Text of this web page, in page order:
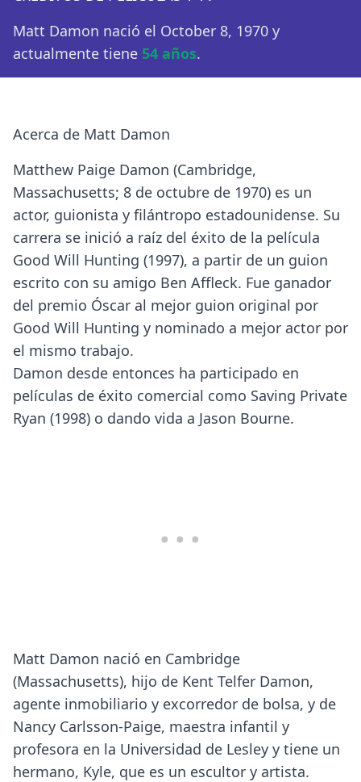
Matt Damon nació el October 8, 1970 y
actualmente tiene 54 años.
Acerca de Matt Damon
Matthew Paige Damon (Cambridge,
Massachusetts; 8 de octubre de 1970) es un
actor, guionista y filántropo estadounidense. Su
carrera se inició a raíz del éxito de la película
Good Will Hunting (1997), a partir de un guion
escrito con su amigo Ben Affleck. Fue ganador
del premio Óscar al mejor guion original por
Good Will Hunting y nominado a mejor actor por
el mismo trabajo.
Damon desde entonces ha participado en
películas de éxito comercial como Saving Private
Ryan (1998) o dando vida a Jason Bourne.
Matt Damon nació en Cambridge
(Massachusetts), hijo de Kent Telfer Damon,
agente inmobiliario y excorredor de bolsa, y de
Nancy Carlsson-Paige, maestra infantil y
profesora en la Universidad de Lesley y tiene un
hermano, Kyle, que es un escultor y artista.